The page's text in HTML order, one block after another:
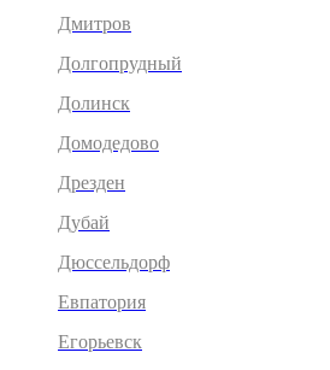
Дмитров
Долгопрудный
Долинск
Домодедово
Дрезден
Дубай
Дюссельдорф
Евпатория
Егорьевск